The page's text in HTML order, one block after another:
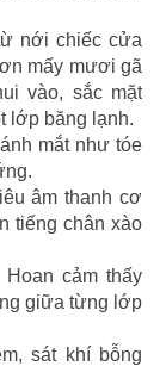
nới chiếc cửa
mấy mươi gã
vào, sắc mặt
lớp băng lạnh.
mắt như tóe
âm thanh cơ
tiếng chân xào
cảm thấy
giữa từng lớp
sát khí bỗng